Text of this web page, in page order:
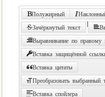
Полужирный
Зачёркнутый текст
Выравнивание по правому
Вставка защищённой
Вставка цитаты
Преобразовать выбранный
Вставка спойлера